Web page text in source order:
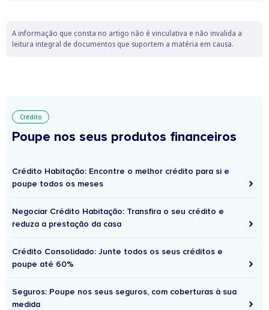
A informação que consta no artigo não é vinculativa e não invalida a
leitura integral de documentos que suportem a matéria em causa.
Crédito
Poupe nos seus produtos financeiros
Crédito Habitação: Encontre o melhor crédito para si e
poupe todos os meses
Negociar Crédito Habitação: Transfira o seu crédito e
reduza a prestação da casa
Crédito Consolidado: Junte todos os seus créditos e
poupe até 60%
Seguros: Poupe nos seus seguros, com coberturas à sua
medida